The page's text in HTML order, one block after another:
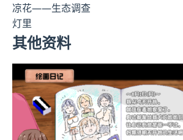
凉花——生态调查
灯里
其他资料